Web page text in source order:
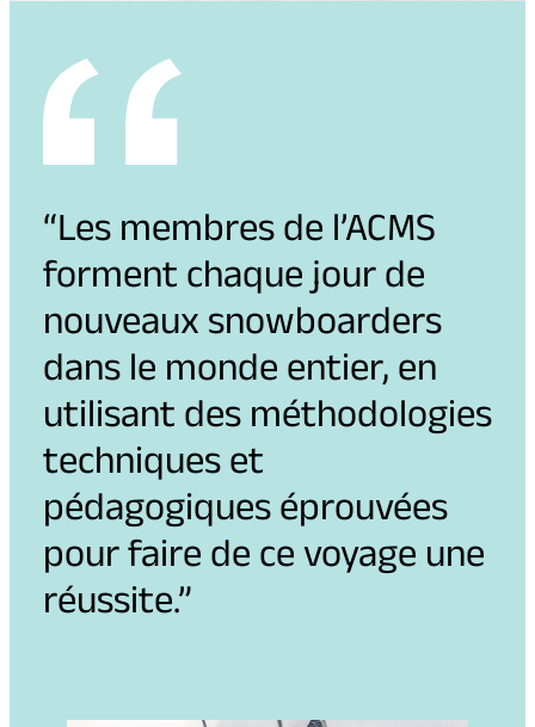
“Les membres de l’ACMS
forment chaque jour de
nouveaux snowboarders
dans le monde entier, en
utilisant des méthodologies
techniques et
pédagogiques éprouvées
pour faire de ce voyage une
réussite.”